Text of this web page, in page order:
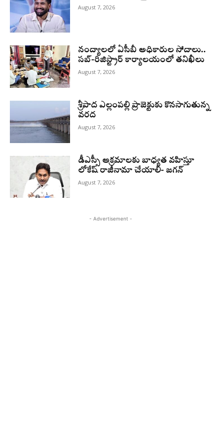
August 7, 2026
నంద్యాలలో ఏసీబీ అధికారుల సోదాలు..
సబ్-రిజిస్ట్రార్ కార్యాలయంలో తనిఖీలు
August 7, 2026
శ్రీపాద ఎల్లంపల్లి ప్రాజెక్టుకు కొనసాగుతున్న
వరద
August 7, 2026
డీఎస్సీ అక్రమాలకు బాధ్యత వహిస్తూ
లోకేష్‌ రాజీనామా చేయాలి- జగన్
August 7, 2026
- Advertisement -